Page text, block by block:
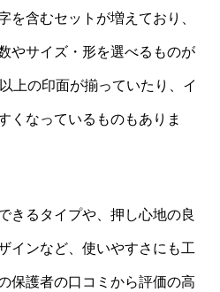
を含むセットが増えており、
やサイズ・形を選べるものが
上の印面が揃っていたり、イ
くなっているものもありま
きるタイプや、押し心地の良
インなど、使いやすさにも工
保護者の口コミから評価の高